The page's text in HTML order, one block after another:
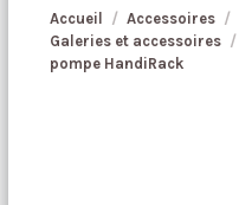
Accueil Accessoires
Galeries et accessoires
pompe HandiRack